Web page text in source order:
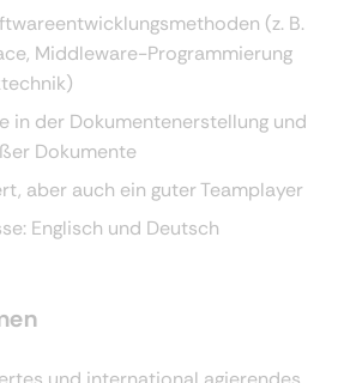
(z. B.
Middleware-Programmierung
in der Dokumentenerstellung und
Dokumente
aber auch ein guter Teamplayer
Englisch und Deutsch